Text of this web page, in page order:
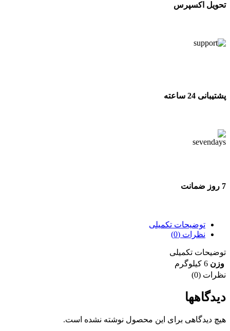
تحویل اکسپرس
پشتیبانی 24 ساعته
7 روز ضمانت
توضیحات تکمیلی
نظرات (0)
توضیحات تکمیلی
وزن 6 کیلوگرم
نظرات (0)
دیدگاهها
هیچ دیدگاهی برای این محصول نوشته نشده است.